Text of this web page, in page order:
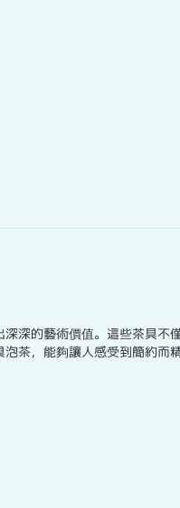
深的藝術價值。這些茶具
茶，能夠讓人感受到簡約而